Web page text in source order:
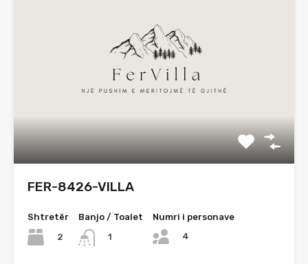
FER-8426-VILLA
Shtretër
2
Banjo / Toalet
1
Numri i personave
4